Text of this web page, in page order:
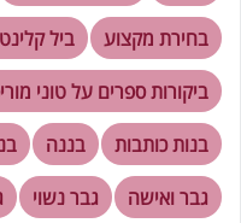
בחירת מקצוע
ביל
ביקורות ספרים על טוני
בנות כותבות
בננה
גבר ואישה
גבר נשוי